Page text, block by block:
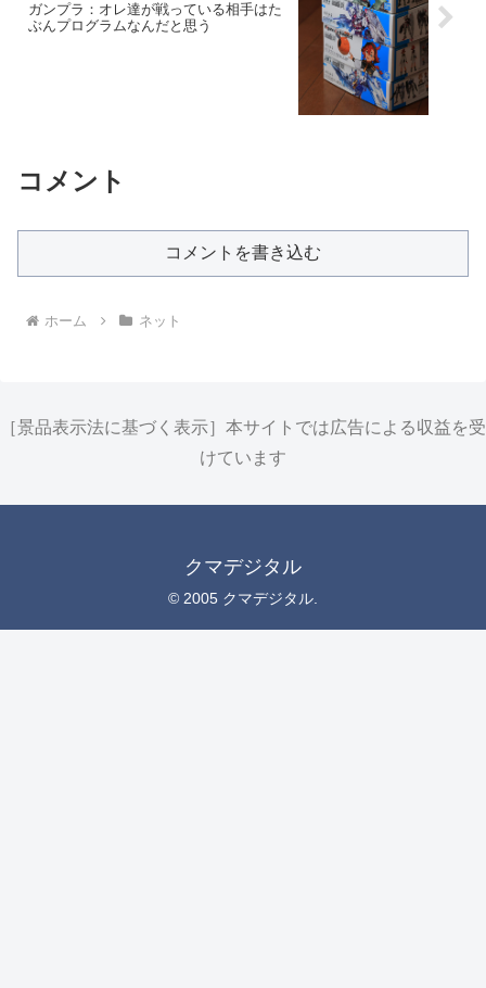
ガンプラ：オレ達が戦っている相手はた
ぶんプログラムなんだと思う
コメント
コメントを書き込む
ホーム ネット
［景品表示法に基づく表示］本サイトでは広告による収益を受
けています
クマデジタル
© 2005 クマデジタル.